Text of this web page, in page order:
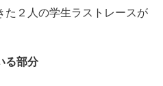
た２人の学生ラストレースが
る部分